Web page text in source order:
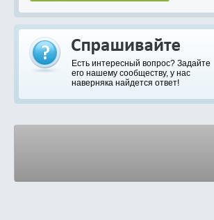
Есть интересный вопрос? Задайте
его нашему сообществу, у нас
наверняка найдется ответ!